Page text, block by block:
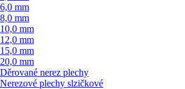
6,0 mm
8,0 mm
10,0 mm
12,0 mm
15,0 mm
20,0 mm
Děrované nerez plechy
Nerezové plechy slzičkové